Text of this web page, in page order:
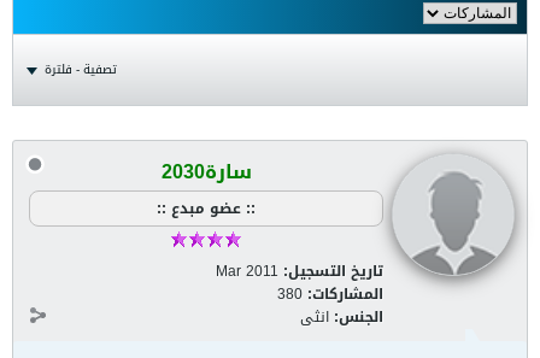
تصفية - فلترة
سارة2030
:: عضو مبدع ::
تاريخ التسجيل: Mar 2011
المشاركات: 380
الجنس: انثى